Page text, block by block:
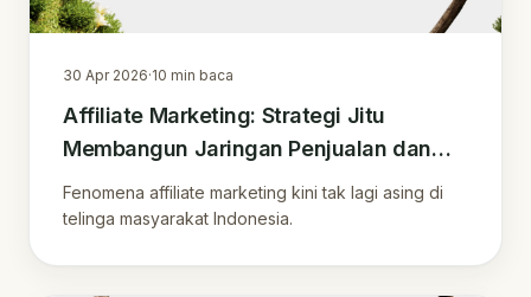
30 Apr 2026·10 min baca
Affiliate Marketing: Strategi Jitu
Membangun Jaringan Penjualan dan
Loyalitas Pelanggan di Era Digital
Fenomena affiliate marketing kini tak lagi asing di
telinga masyarakat Indonesia.